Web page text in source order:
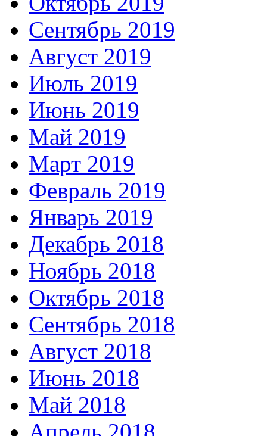
Сентябрь 2019
Август 2019
Июль 2019
Июнь 2019
Май 2019
Март 2019
Февраль 2019
Январь 2019
Декабрь 2018
Ноябрь 2018
Октябрь 2018
Сентябрь 2018
Август 2018
Июнь 2018
Май 2018